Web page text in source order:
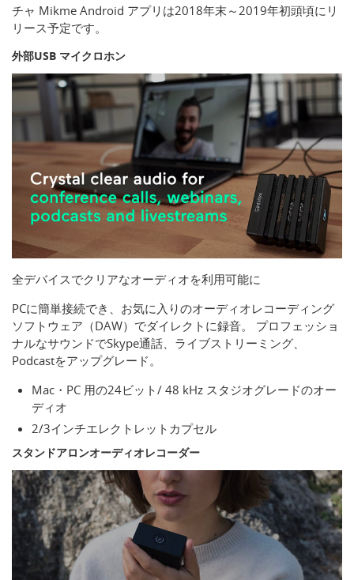
チャ Mikme Android アプリは2018年末～2019年初頭頃にリ
リース予定です。
外部USB マイクロホン
全デバイスでクリアなオーディオを利用可能に
PCに簡単接続でき、お気に入りのオーディオレコーディング
ソフトウェア（DAW）でダイレクトに録音。 プロフェッショ
ナルなサウンドでSkype通話、ライブストリーミング、
Podcastをアップグレード。
Mac・PC 用の24ビット/ 48 kHz スタジオグレードのオー
ディオ
2/3インチエレクトレットカプセル
スタンドアロンオーディオレコーダー